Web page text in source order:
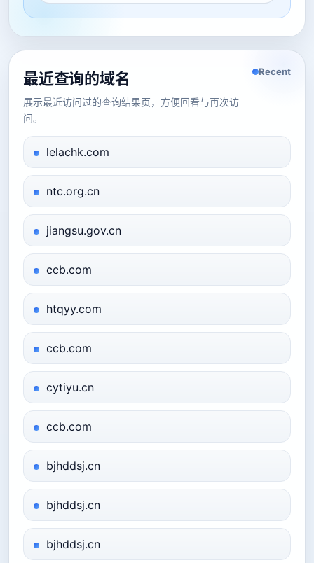
最近查询的域名
展示最近访问过的查询结果页，方便回看与再次访
问。
Recent
lelachk.com
ntc.org.cn
jiangsu.gov.cn
ccb.com
htqyy.com
ccb.com
cytiyu.cn
ccb.com
bjhddsj.cn
bjhddsj.cn
bjhddsj.cn